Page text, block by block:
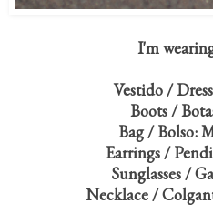
I'm
Vestido /
Boots /
Bag / Bolso:
Earrings /
Sunglasses /
Necklace /